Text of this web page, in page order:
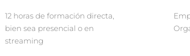
12 horas de formación directa,
bien sea presencial o en
streaming